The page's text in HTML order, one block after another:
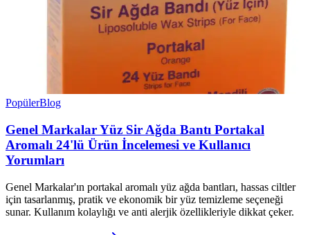
PopülerBlog
Genel Markalar Yüz Sir Ağda Bantı Portakal
Aromalı 24'lü Ürün İncelemesi ve Kullanıcı
Yorumları
Genel Markalar'ın portakal aromalı yüz ağda bantları, hassas ciltler
için tasarlanmış, pratik ve ekonomik bir yüz temizleme seçeneği
sunar. Kullanım kolaylığı ve anti alerjik özellikleriyle dikkat çeker.